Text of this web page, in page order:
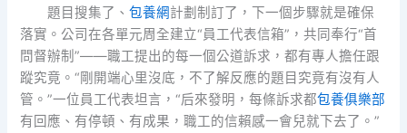
題目搜集了、 包養網計劃制訂了，下一個步驟就是確保
落實。公司在各單元周全建立“員工代表信箱”，共同奉行“首
問督辦制”——職工提出的每一個公道訴求，都有專人擔任跟
蹤究竟。“剛開端心里沒底，不了解反應的題目究竟有沒有人
管。”一位員工代表坦言，“后來發明，每條訴求都包養俱樂部
有回應、有停頓、有成果，職工的信賴感一會兒就下去了。”